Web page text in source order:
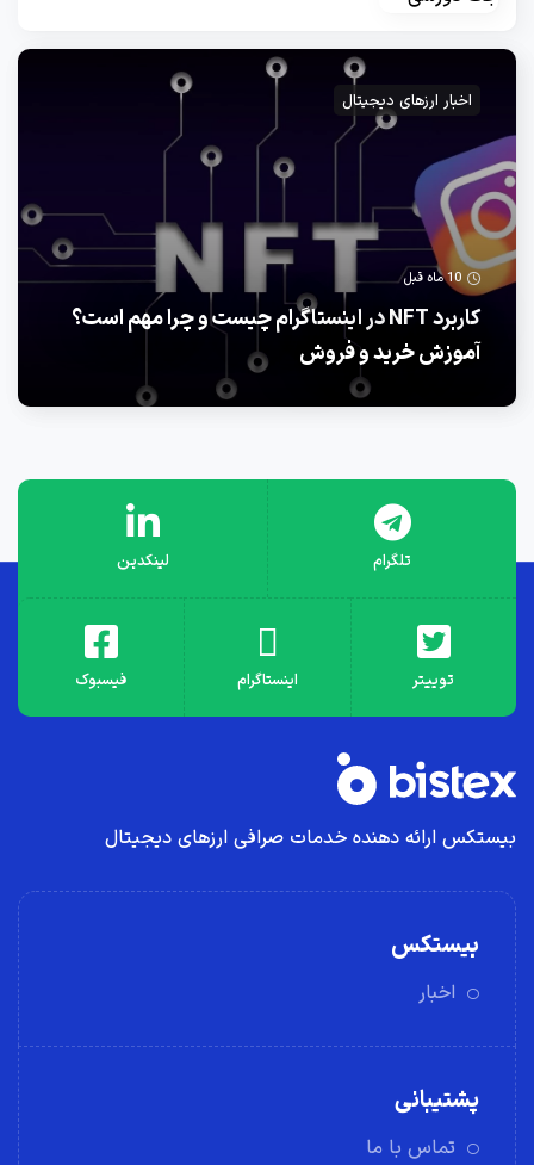
اخبار ارزهای دیجیتال
10 ماه قبل
کاربرد NFT در اینستاگرام چیست و چرا مهم است؟
آموزش خرید و فروش
تلگرام لینکدین
توییتر اینستاگرام فیسبوک
بیستکس ارائه دهنده خدمات صرافی ارز‌های دیجیتال
بیستکس
اخبار
پشتیبانی
تماس با ما